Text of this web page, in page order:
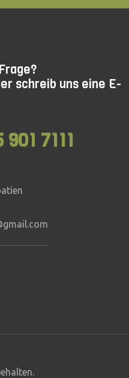
schreib uns eine E-
7111